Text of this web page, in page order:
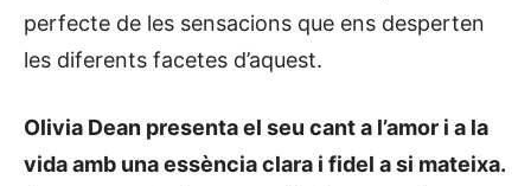
perfecte de les sensacions que ens desperten
les diferents facetes d’aquest.
Olivia Dean presenta el seu cant a l’amor i a la
vida amb una essència clara i fidel a si mateixa.